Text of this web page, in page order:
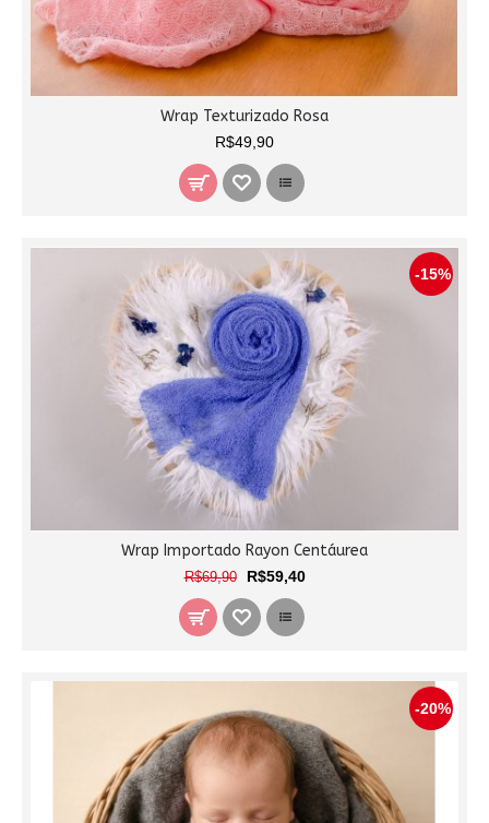
Wrap Texturizado Rosa
R$49,90
-15%
Wrap Importado Rayon Centáurea
R$69,90 R$59,40
-20%